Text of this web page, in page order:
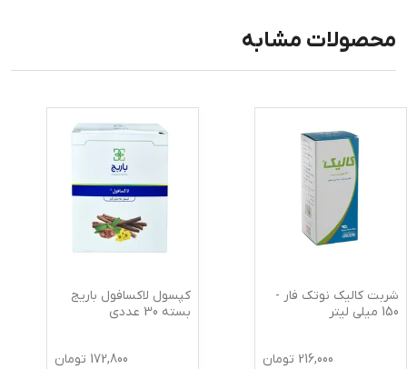
محصولات مشابه
شربت کالیک نوتک فار -
150 میلی لیتر
216,000 تومان
کپسول لاکسافول باریج
بسته 30 عددی
172,800 تومان